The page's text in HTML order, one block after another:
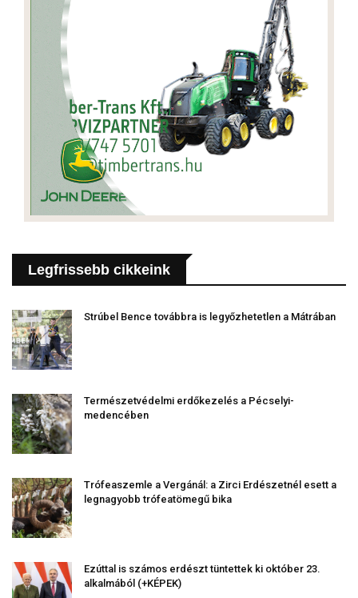
Legfrissebb cikkeink
Strúbel Bence továbbra is legyőzhetetlen a Mátrában
Természetvédelmi erdőkezelés a Pécselyi-
medencében
Trófeaszemle a Vergánál: a Zirci Erdészetnél esett a
legnagyobb trófeatömegű bika
Ezúttal is számos erdészt tüntettek ki október 23.
alkalmából (+KÉPEK)